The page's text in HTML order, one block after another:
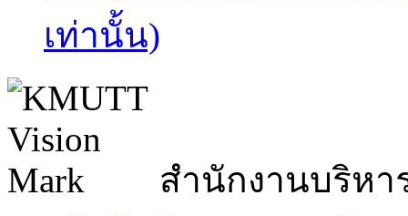
เท่านั้น)
สำนักงานบริห